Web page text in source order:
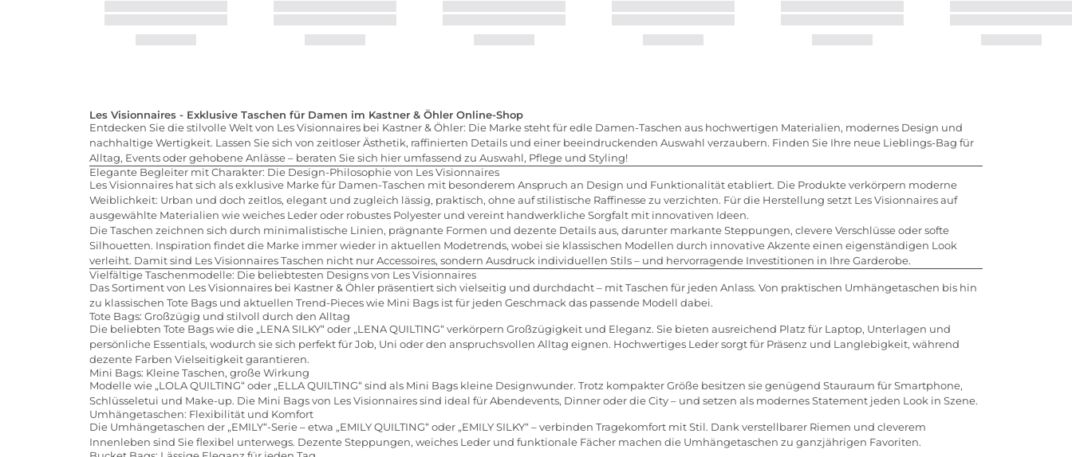
Les Visionnaires - Exklusive Taschen für Damen im Kastner & Öhler Online-Shop
Entdecken Sie die stilvolle Welt von Les Visionnaires bei Kastner & Öhler: Die Marke steht für edle Damen-Taschen aus hochwertigen Materialien, modernes Design und
nachhaltige Wertigkeit. Lassen Sie sich von zeitloser Ästhetik, raffinierten Details und einer beeindruckenden Auswahl verzaubern. Finden Sie Ihre neue Lieblings-Bag für
Alltag, Events oder gehobene Anlässe – beraten Sie sich hier umfassend zu Auswahl, Pflege und Styling!
Elegante Begleiter mit Charakter: Die Design-Philosophie von Les Visionnaires
Les Visionnaires hat sich als exklusive Marke für Damen-Taschen mit besonderem Anspruch an Design und Funktionalität etabliert. Die Produkte verkörpern moderne
Weiblichkeit: Urban und doch zeitlos, elegant und zugleich lässig, praktisch, ohne auf stilistische Raffinesse zu verzichten. Für die Herstellung setzt Les Visionnaires auf
ausgewählte Materialien wie weiches Leder oder robustes Polyester und vereint handwerkliche Sorgfalt mit innovativen Ideen.
Die Taschen zeichnen sich durch minimalistische Linien, prägnante Formen und dezente Details aus, darunter markante Steppungen, clevere Verschlüsse oder softe
Silhouetten. Inspiration findet die Marke immer wieder in aktuellen Modetrends, wobei sie klassischen Modellen durch innovative Akzente einen eigenständigen Look
verleiht. Damit sind Les Visionnaires Taschen nicht nur Accessoires, sondern Ausdruck individuellen Stils – und hervorragende Investitionen in Ihre Garderobe.
Vielfältige Taschenmodelle: Die beliebtesten Designs von Les Visionnaires
Das Sortiment von Les Visionnaires bei Kastner & Öhler präsentiert sich vielseitig und durchdacht – mit Taschen für jeden Anlass. Von praktischen Umhängetaschen bis hin
zu klassischen Tote Bags und aktuellen Trend-Pieces wie Mini Bags ist für jeden Geschmack das passende Modell dabei.
Tote Bags: Großzügig und stilvoll durch den Alltag
Die beliebten Tote Bags wie die „LENA SILKY“ oder „LENA QUILTING“ verkörpern Großzügigkeit und Eleganz. Sie bieten ausreichend Platz für Laptop, Unterlagen und
persönliche Essentials, wodurch sie sich perfekt für Job, Uni oder den anspruchsvollen Alltag eignen. Hochwertiges Leder sorgt für Präsenz und Langlebigkeit, während
dezente Farben Vielseitigkeit garantieren.
Mini Bags: Kleine Taschen, große Wirkung
Modelle wie „LOLA QUILTING“ oder „ELLA QUILTING“ sind als Mini Bags kleine Designwunder. Trotz kompakter Größe besitzen sie genügend Stauraum für Smartphone,
Schlüsseletui und Make-up. Die Mini Bags von Les Visionnaires sind ideal für Abendevents, Dinner oder die City – und setzen als modernes Statement jeden Look in Szene.
Umhängetaschen: Flexibilität und Komfort
Die Umhängetaschen der „EMILY“-Serie – etwa „EMILY QUILTING“ oder „EMILY SILKY“ – verbinden Tragekomfort mit Stil. Dank verstellbarer Riemen und cleverem
Innenleben sind Sie flexibel unterwegs. Dezente Steppungen, weiches Leder und funktionale Fächer machen die Umhängetaschen zu ganzjährigen Favoriten.